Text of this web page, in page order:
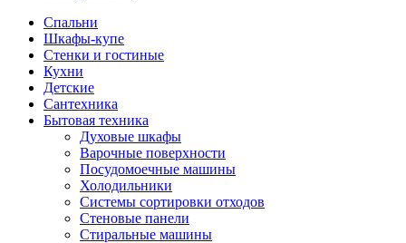
Спальни
Шкафы-купе
Стенки и гостиные
Кухни
Детские
Сантехника
Бытовая техника
Духовые шкафы
Варочные поверхности
Посудомоечные машины
Холодильники
Системы сортировки отходов
Стеновые панели
Стиральные машины